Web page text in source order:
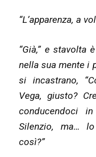
“L’apparenza, a
“Già,” e stavolta è
nella sua mente i
si incastrano,
Vega, giusto?
conducendoci
Silenzio, ma…
così?”